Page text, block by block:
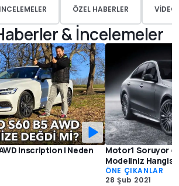
INCELEMELER ÖZEL HABERLER
& İncelemeler
Inscription | Neden
Motor1 Soruyor
Modeliniz
ÖNE ÇIKANLAR
28 Şub 2021